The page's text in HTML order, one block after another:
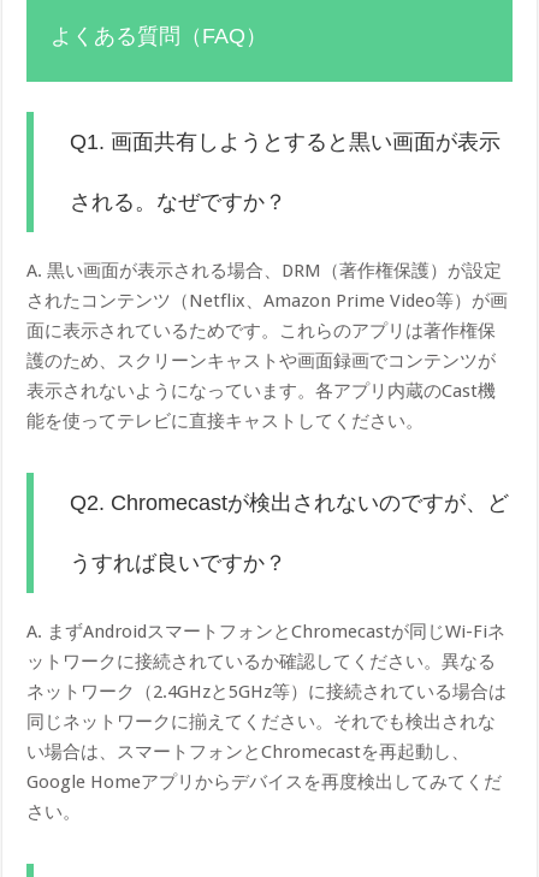
よくある質問（FAQ）
Q1. 画面共有しようとすると黒い画面が表示
される。なぜですか？
A. 黒い画面が表示される場合、DRM（著作権保護）が設定
されたコンテンツ（Netflix、Amazon Prime Video等）が画
面に表示されているためです。これらのアプリは著作権保
護のため、スクリーンキャストや画面録画でコンテンツが
表示されないようになっています。各アプリ内蔵のCast機
能を使ってテレビに直接キャストしてください。
Q2. Chromecastが検出されないのですが、ど
うすれば良いですか？
A. まずAndroidスマートフォンとChromecastが同じWi-Fiネ
ットワークに接続されているか確認してください。異なる
ネットワーク（2.4GHzと5GHz等）に接続されている場合は
同じネットワークに揃えてください。それでも検出されな
い場合は、スマートフォンとChromecastを再起動し、
Google Homeアプリからデバイスを再度検出してみてくだ
さい。